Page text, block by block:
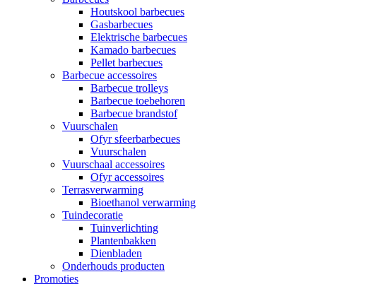
Houtskool barbecues
Gasbarbecues
Elektrische barbecues
Kamado barbecues
Pellet barbecues
Barbecue accessoires
Barbecue trolleys
Barbecue toebehoren
Barbecue brandstof
Vuurschalen
Ofyr sfeerbarbecues
Vuurschalen
Vuurschaal accessoires
Ofyr accessoires
Terrasverwarming
Bioethanol verwarming
Tuindecoratie
Tuinverlichting
Plantenbakken
Dienbladen
Onderhouds producten
Promoties